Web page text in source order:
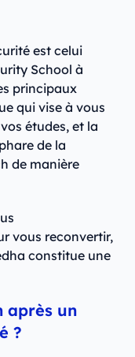
est celui
School à
principaux
qui vise à vous
études, et la
de la
de manière
vous reconvertir,
constitue une
après un
?